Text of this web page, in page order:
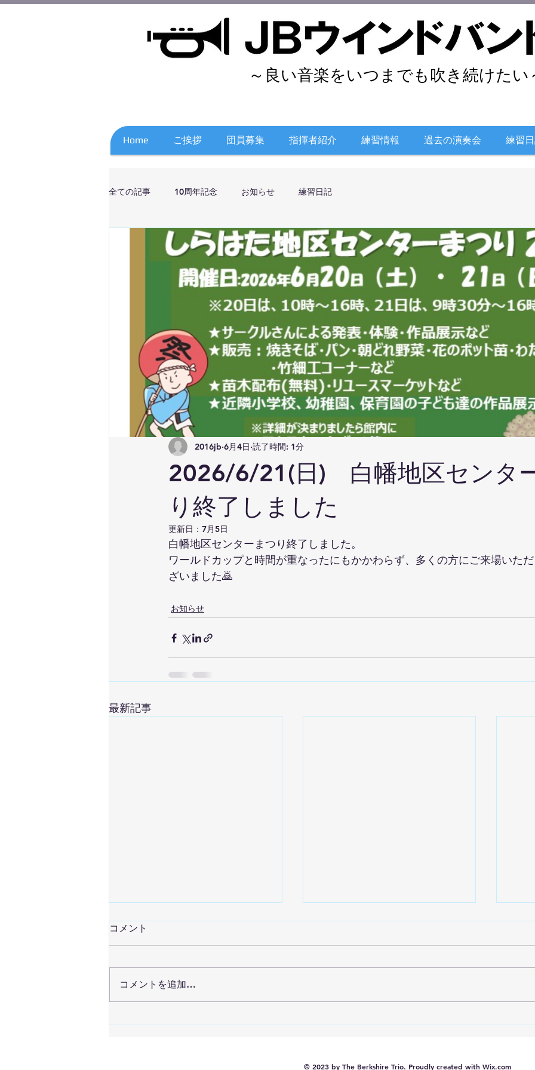
～良い音楽をいつまでも吹き続けたい
Home ご挨拶 団員募集 指揮者紹介 練習情報 過去の演奏会 練習
全ての記事 10周年記念 お知らせ 練習日記
2026/6/21(日) 白幡地区センタ
り終了しました
2016jb 6月4日 読了時間: 1分
更新日： 7月5日
白幡地区センターまつり終了しました。
ワールドカップと時間が重なったにもかかわらず、多くの方にご来場いた
ざいました🙇
お知らせ
最新記事
コメント
コメントを追加…
© 2023 by The Berkshire Trio. Proudly created with Wix.com